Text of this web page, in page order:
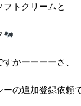
トクリームと
かーーーーさ、
の追加登録依頼